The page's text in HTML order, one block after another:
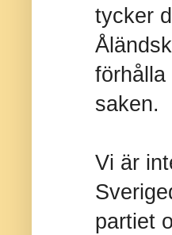
tycker
förhålla
saken.
Vi är
partiet